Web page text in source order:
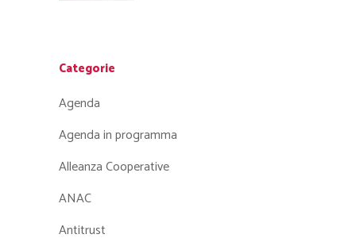
Categorie
Agenda
Agenda in programma
Alleanza Cooperative
ANAC
Antitrust